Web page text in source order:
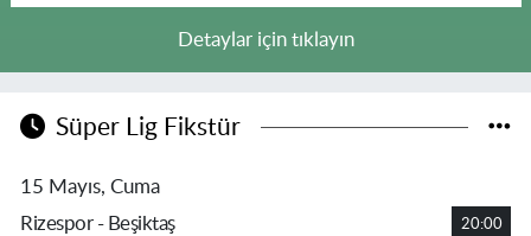
Detaylar için tıklayın
Süper Lig Fikstür
15 Mayıs, Cuma
Rizespor - Beşiktaş
20:00